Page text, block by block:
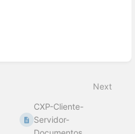
Next
CXP-Cliente-
Servidor-